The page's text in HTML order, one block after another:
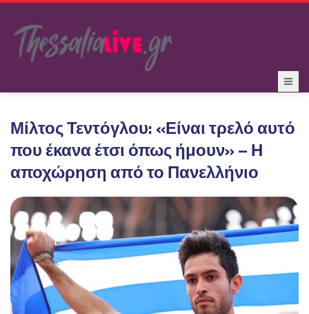
Μίλτος Τεντόγλου: «Είναι τρελό αυτό
που έκανα έτσι όπως ήμουν» – Η
αποχώρηση από το Πανελλήνιο